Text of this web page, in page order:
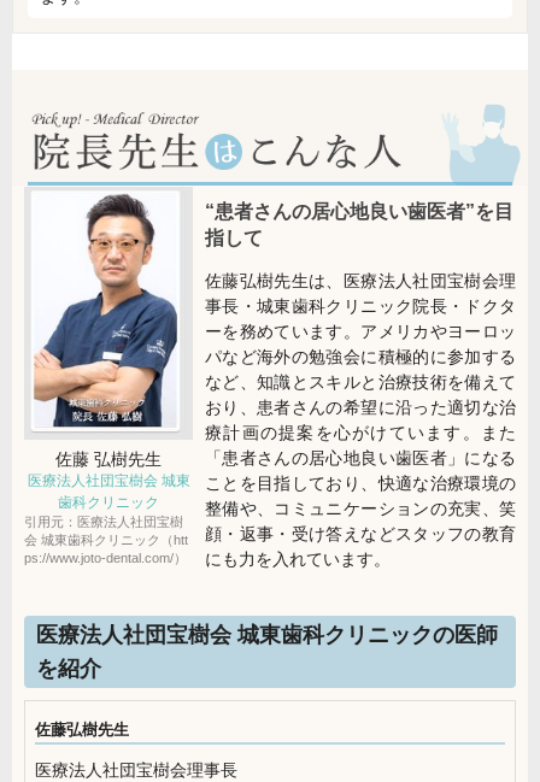
佐藤 弘樹先生
医療法人社団宝樹会 城東
歯科クリニック
引用元：医療法人社団宝樹
会 城東歯科クリニック（htt
ps://www.joto-dental.com/）
“患者さんの居心地良い歯医者”を目
指して
佐藤弘樹先生は、医療法人社団宝樹会理
事長・城東歯科クリニック院長・ドクタ
ーを務めています。アメリカやヨーロッ
パなど海外の勉強会に積極的に参加する
など、知識とスキルと治療技術を備えて
おり、患者さんの希望に沿った適切な治
療計画の提案を心がけています。また
「患者さんの居心地良い歯医者」になる
ことを目指しており、快適な治療環境の
整備や、コミュニケーションの充実、笑
顔・返事・受け答えなどスタッフの教育
にも力を入れています。
医療法人社団宝樹会 城東歯科クリニックの医師
を紹介
佐藤弘樹先生
医療法人社団宝樹会理事長